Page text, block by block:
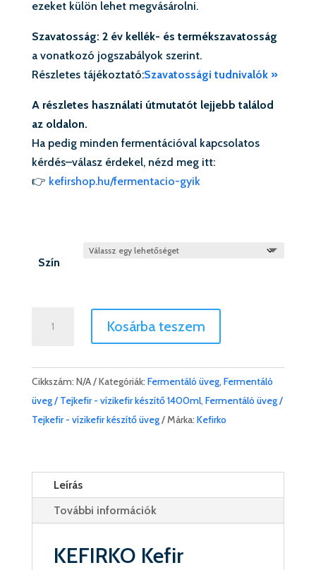
ezeket külön lehet megvásárolni.
Szavatosság: 2 év kellék- és termékszavatosság
a vonatkozó jogszabályok szerint.
Részletes tájékoztató:Szavatossági tudnivalók »
A részletes használati útmutatót lejjebb találod
az oldalon.
Ha pedig minden fermentációval kapcsolatos
kérdés–válasz érdekel, nézd meg itt:
👉 kefirshop.hu/fermentacio-gyik
Szín
mennyiség
Kosárba teszem
Cikkszám:N/A Kategóriák:Fermentáló üveg, Fermentáló
üveg / Tejkefir - vízikefir készítő 1400ml, Fermentáló üveg /
Tejkefir - vízikefir készítő üveg
Márka:Kefirko
Leírás
További információk
KEFIRKO Kefir